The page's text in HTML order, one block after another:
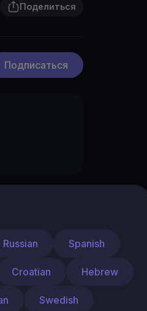
Поделиться
Подписаться
Russian Spanish
Croatian Hebrew
Swedish